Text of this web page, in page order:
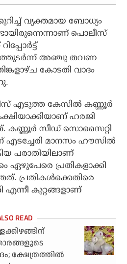
വ്യക്തമായ ബോധ്യം
പൊലീസ്
അഞ്ചു തവണ
കോടതി വാദം
എടുത്ത കേസിൽ കണ്ണൂർ
ഹരജി
കണ്ണൂർ സീഡ് സൊസൈറ്റി
എടച്ചേരി മാനസം ഹൗസിൽ
പരാതിയിലാണ്
ഏഴുപേരെ പ്രതികളാക്കി
പ്രതികൾക്കെതിരെ
എന്നീ കുറ്റങ്ങളാണ്
ക്ഷേത്രത്തില്‍